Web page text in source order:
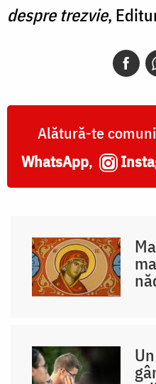
despre trezvie,
Alătură-te
WhatsApp,